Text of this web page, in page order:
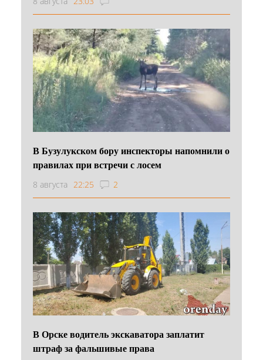
В Бузулукском бору инспекторы напомнили о
правилах при встречи с лосем
8 августа 22:25 2
В Орске водитель экскаватора заплатит
штраф за фальшивые права